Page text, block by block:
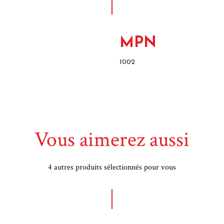
MPN
1002
Vous aimerez aussi
4 autres produits sélectionnés pour vous